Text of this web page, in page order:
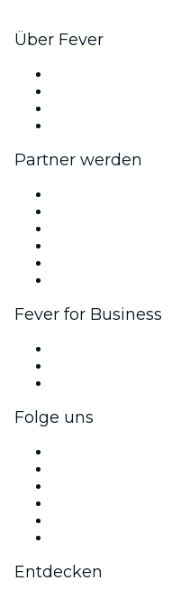
Über Fever
Partner werden
Fever for Business
Folge uns
Entdecken